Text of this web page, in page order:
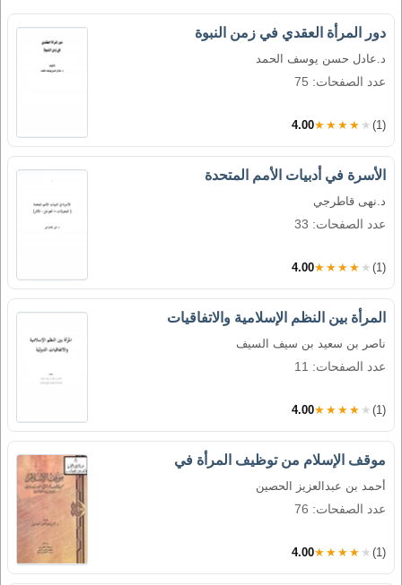
دور المرأة العقدي في زمن النبوة
د.عادل حسن يوسف الحمد
عدد الصفحات: 75
4.00★★★★★ (1)
الأسرة في أدبيات الأمم المتحدة
د.نهى قاطرجي
عدد الصفحات: 33
4.00★★★★★ (1)
المرأة بين النظم الإسلامية والاتفاقيات
ناصر بن سعيد بن سيف السيف
عدد الصفحات: 11
4.00★★★★★ (1)
موقف الإسلام من توظيف المرأة في
أحمد بن عبدالعزيز الحصين
عدد الصفحات: 76
4.00★★★★★ (1)